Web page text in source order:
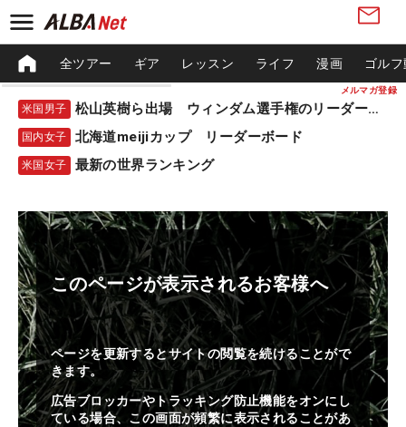
メルマガ登録
全ツアー ギア レッスン ライフ 漫画 ゴル
米国男子 松山英樹ら出場 ウィンダム選手権のリーダーボード
国内女子 北海道meijiカップ リーダーボード
米国女子 最新の世界ランキング
このページが表示されるお客様へ
ページを更新するとサイトの閲覧を続けることがで
きます。
広告ブロッカーやトラッキング防止機能をオンにし
ている場合、この画面が頻繁に表示されることがあ